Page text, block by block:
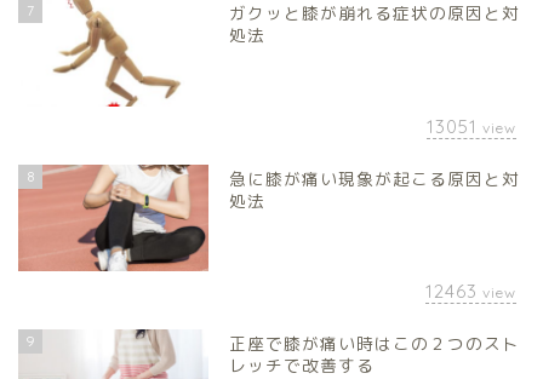
7
ガクッと膝が崩れる症状の原因と対
処法
13051 view
8
急に膝が痛い現象が起こる原因と対
処法
12463 view
9
正座で膝が痛い時はこの２つのスト
レッチで改善する